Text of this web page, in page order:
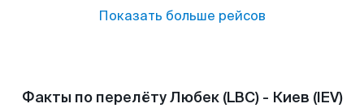
Показать больше рейсов
Факты по перелёту Любек (LBC) - Киев (IEV)